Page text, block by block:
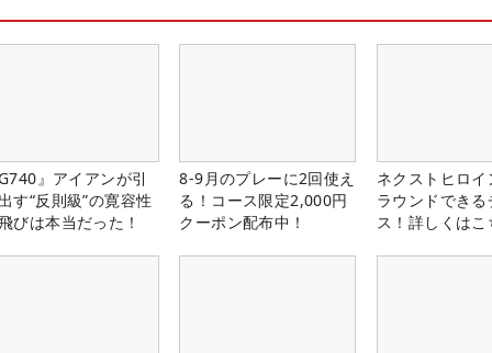
』アイアンが引
す“反則級”の寛容性
びは本当だった！
8-9月のプレーに2回使え
る！コース限定2,000円
クーポン配布中！
ネクストヒロ
ラウンドできる
ス！詳しくはこ